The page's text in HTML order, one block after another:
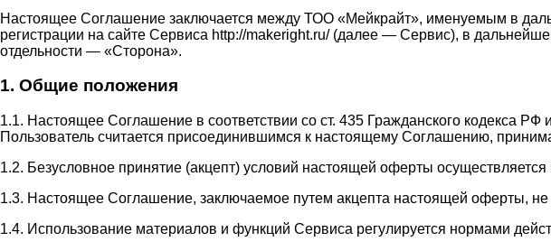
Настоящее Соглашение заключается между ТОО «Мейкрайт», именуемым в
регистрации на сайте Сервиса http://makeright.ru/ (далее — Сервис), в
отдельности — «Сторона».
1. Общие положения
1.1. Настоящее Соглашение в соответствии со ст. 435 Гражданского кодекса
Пользователь считается присоединившимся к настоящему Соглашению,
1.2. Безусловное принятие (акцепт) условий настоящей оферты
1.3. Настоящее Соглашение, заключаемое путем акцепта настоящей оферты, не
1.4. Использование материалов и функций Сервиса регулируется нормами